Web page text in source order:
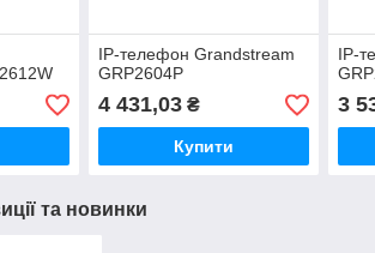
IP-телефон Grandstream
GRP2604P
4 431,03₴
Купити
IP-
3
та новинки